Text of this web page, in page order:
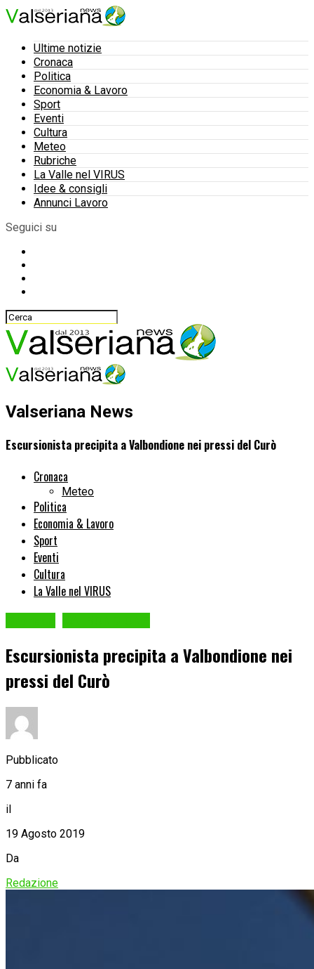
Ultime notizie
Cronaca
Politica
Economia & Lavoro
Sport
Eventi
Cultura
Meteo
Rubriche
La Valle nel VIRUS
Idee & consigli
Annunci Lavoro
Seguici su
Valseriana News
Escursionista precipita a Valbondione nei pressi del Curò
Cronaca
Meteo
Politica
Economia & Lavoro
Sport
Eventi
Cultura
La Valle nel VIRUS
Escursionista precipita a Valbondione nei
pressi del Curò
Pubblicato
7 anni fa
il
19 Agosto 2019
Da
Redazione